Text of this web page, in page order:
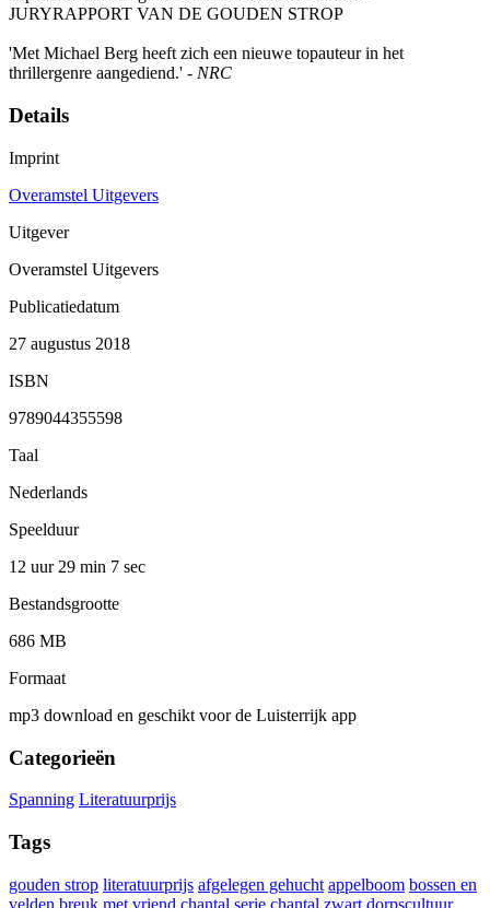
JURYRAPPORT VAN DE GOUDEN STROP
'Met Michael Berg heeft zich een nieuwe topauteur in het
thrillergenre aangediend.' - NRC
Details
Imprint
Overamstel Uitgevers
Uitgever
Overamstel Uitgevers
Publicatiedatum
27 augustus 2018
ISBN
9789044355598
Taal
Nederlands
Speelduur
12 uur 29 min 7 sec
Bestandsgrootte
686 MB
Formaat
mp3 download en geschikt voor de Luisterrijk app
Categorieën
Spanning Literatuurprijs
Tags
gouden strop literatuurprijs afgelegen gehucht appelboom bossen en
velden breuk met vriend chantal serie chantal zwart dorpscultuur